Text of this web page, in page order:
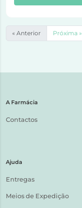
« Anterior Próxima »
A Farmácia
Contactos
Ajuda
Entregas
Meios de Expedição